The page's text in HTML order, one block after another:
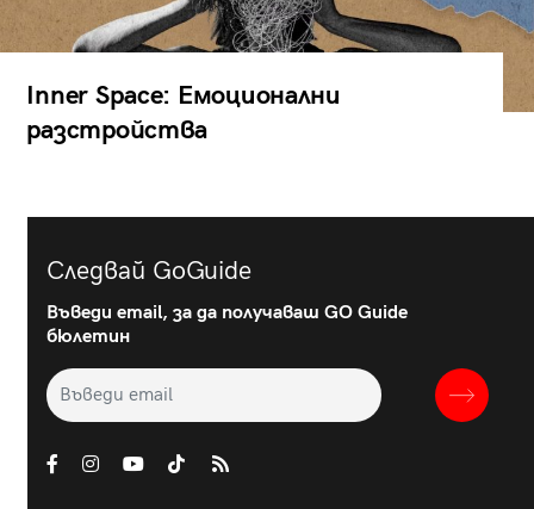
Inner Space: Емоционални
разстройства
Следвай GoGuide
Въведи email, за да получаваш GO Guide
бюлетин